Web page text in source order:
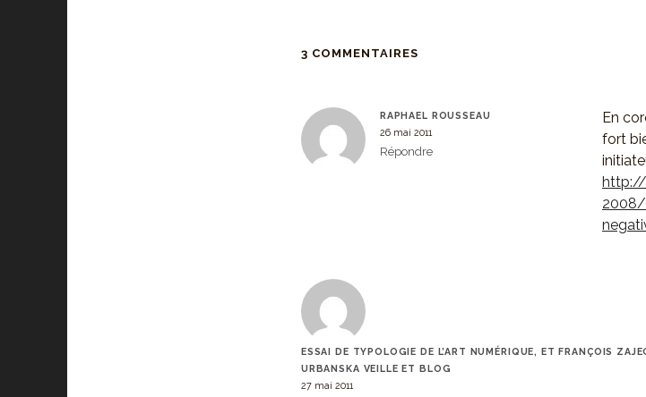
3 COMMENTAIRES
RAPHAEL ROUSSEAU
26 mai 2011
Répondre
En
fort
ESSAI DE TYPOLOGIE DE L’ART NUMÉRIQUE, ET FRANÇOIS
URBANSKA VEILLE ET BLOG
27 mai 2011